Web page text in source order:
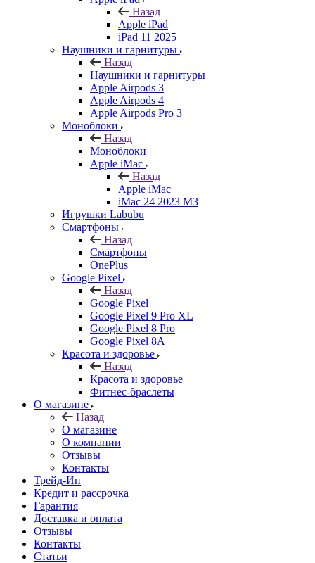
Назад
Apple iPad
iPad 11 2025
Наушники и гарнитуры
Назад
Наушники и гарнитуры
Apple Airpods 3
Apple Airpods 4
Apple Airpods Pro 3
Моноблоки
Назад
Моноблоки
Apple iMac
Назад
Apple iMac
iMac 24 2023 M3
Игрушки Labubu
Смартфоны
Назад
Смартфоны
OnePlus
Google Pixel
Назад
Google Pixel
Google Pixel 9 Pro XL
Google Pixel 8 Pro
Google Pixel 8A
Красота и здоровье
Назад
Красота и здоровье
Фитнес-браслеты
О магазине
Назад
О магазине
О компании
Отзывы
Контакты
Трейд-Ин
Кредит и рассрочка
Гарантия
Доставка и оплата
Отзывы
Контакты
Статьи